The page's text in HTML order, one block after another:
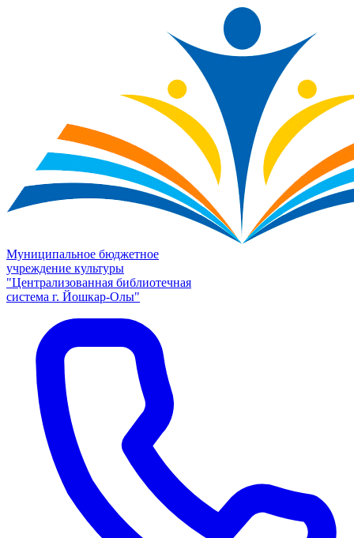
Муниципальное бюджетное
учреждение культуры
"Централизованная библиотечная
система г. Йошкар-Олы"